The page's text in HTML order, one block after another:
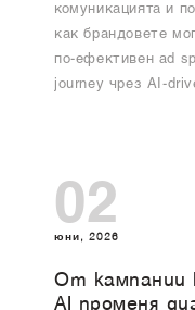
комуникацията и
как брандовете
по-ефективен ad
journey чрез AI-
02
юни, 2026
От кампании
AI променя